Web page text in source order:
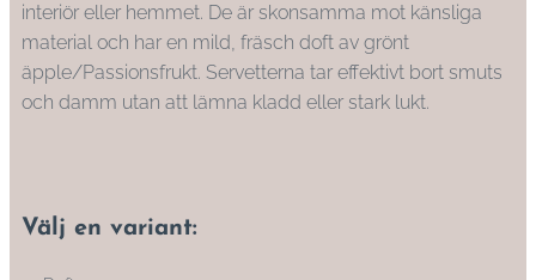
interiör eller hemmet. De är skonsamma mot känsliga
material och har en mild, fräsch doft av grönt
äpple/Passionsfrukt. Servetterna tar effektivt bort smuts
och damm utan att lämna kladd eller stark lukt.
Välj en variant: